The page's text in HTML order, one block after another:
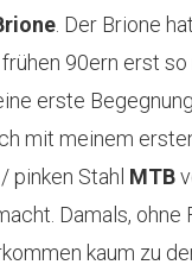
. Der Brione
frühen 90ern erst
erste
mit meinem
pinken Stahl MTB
Damals, ohne
kaum zu